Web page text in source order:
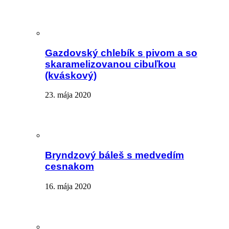
Gazdovský chlebík s pivom a so
skaramelizovanou cibuľkou
(kváskový)
23. mája 2020
Bryndzový báleš s medvedím
cesnakom
16. mája 2020